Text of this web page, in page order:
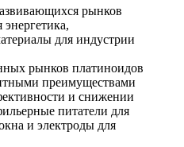
рынков
для индустрии
рынков платиноидов
преимуществами
и снижении
питатели для
и электроды для